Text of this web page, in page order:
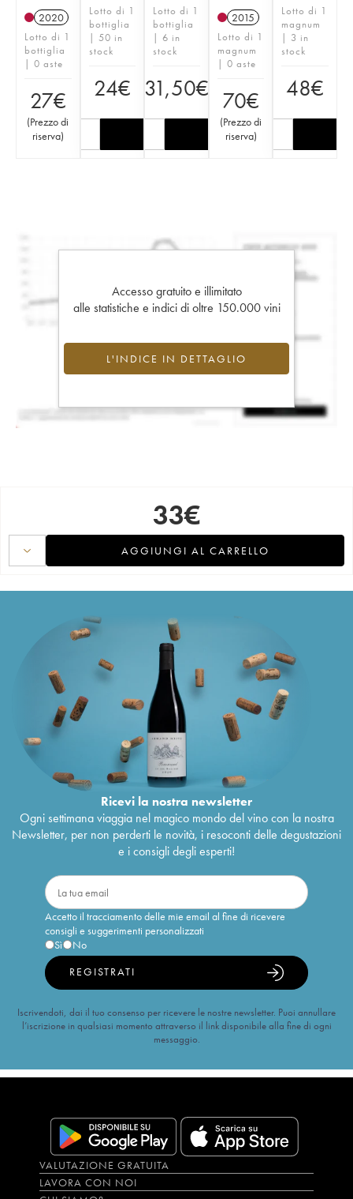
2020
Lotto di 1
bottiglia
| 0 aste
27€
(Prezzo di
riserva)
Lotto di 1
bottiglia
| 50 in
stock
24€
Lotto di 1
bottiglia
| 6 in
stock
31,50€
2015
Lotto di 1
magnum
| 0 aste
70€
(Prezzo di
riserva)
Lotto di 1
magnum
| 3 in
stock
48€
Accesso gratuito e illimitato
alle statistiche e indici di oltre 150.000 vini
L'INDICE IN DETTAGLIO
33€
AGGIUNGI AL CARRELLO
Ricevi la nostra newsletter
Ogni settimana viaggia nel magico mondo del vino con la nostra
Newsletter, per non perderti le novità, i resoconti delle degustazioni
e i consigli degli esperti!
Accetto il tracciamento delle mie email al fine di ricevere
consigli e suggerimenti personalizzati
Sì
No
REGISTRATI
Iscrivendoti, dai il tuo consenso per ricevere le nostre newsletter. Puoi annullare
l’iscrizione in qualsiasi momento attraverso il link disponibile alla fine di ogni
messaggio.
VALUTAZIONE GRATUITA
LAVORA CON NOI